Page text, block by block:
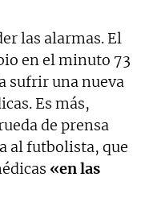
las alarmas. El
en el minuto 73
sufrir una nueva
Es más,
de prensa
al futbolista, que
«en las